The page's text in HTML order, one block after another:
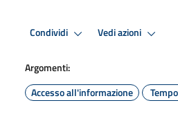
Condividi Vedi azioni
Argomenti:
Accesso all'informazione